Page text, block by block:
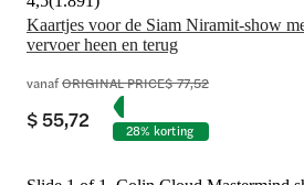
Kaartjes voor de Siam Niramit-show
vervoer heen en terug
vanafORIGINAL PRICE$ 77,52
$ 55,72 28% korting